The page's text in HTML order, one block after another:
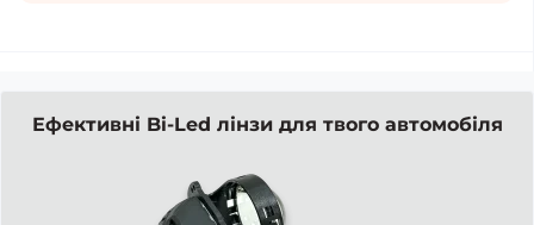
Ефективні Bi-Led лінзи для твого автомобіля